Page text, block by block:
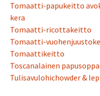
Tomaatti-papukeitto
kera
Tomaatti-ricottakeitto
Tomaatti-
Tomaattikeitto
Toscanalainen
Tulisavulohichowder &